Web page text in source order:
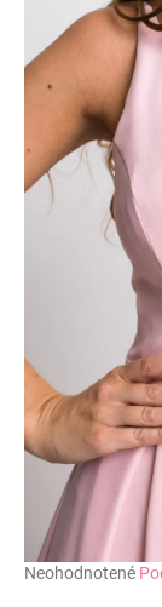
Priemerné
Neohodnotené